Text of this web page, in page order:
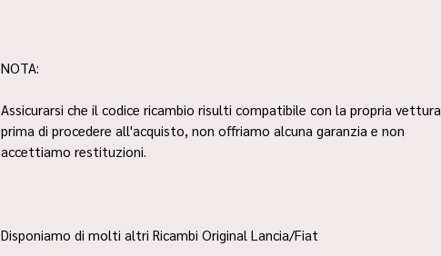
NOTA:
Assicurarsi che il codice ricambio risulti compatibile con la propria vettura
prima di procedere all'acquisto, non offriamo alcuna garanzia e non
accettiamo restituzioni.
Disponiamo di molti altri Ricambi Original Lancia/Fiat